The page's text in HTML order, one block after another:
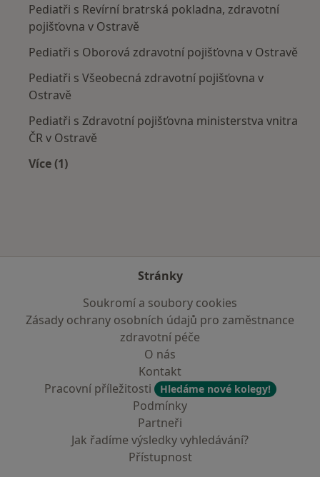
Pediatři s Revírní bratrská pokladna, zdravotní
pojišťovna v Ostravě
Pediatři s Oborová zdravotní pojišťovna v Ostravě
Pediatři s Všeobecná zdravotní pojišťovna v
Ostravě
Pediatři s Zdravotní pojišťovna ministerstva vnitra
ČR v Ostravě
Více (1)
Stránky
Soukromí a soubory cookies
Zásady ochrany osobních údajů pro zaměstnance
zdravotní péče
O nás
Kontakt
Pracovní příležitosti
Hledáme nové kolegy!
Podmínky
Partneři
Jak řadíme výsledky vyhledávání?
Přístupnost